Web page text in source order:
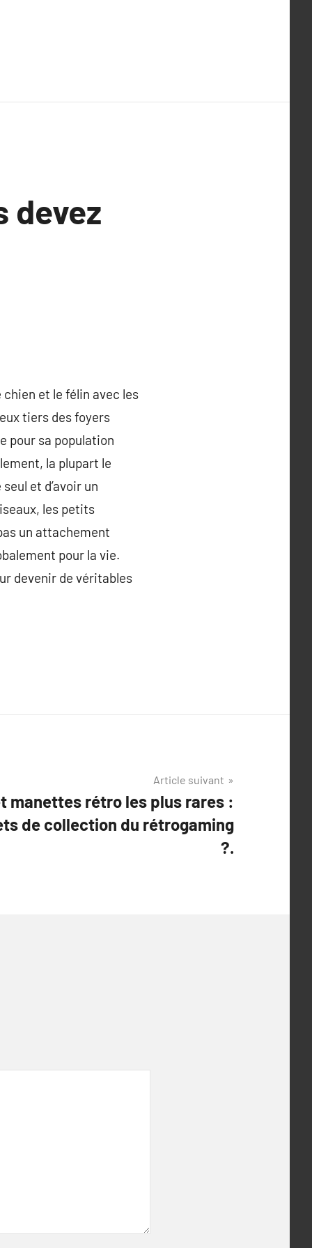
devez
et le félin avec les
tiers des foyers
pour sa population
la plupart le
et d’avoir un
les petits
un attachement
pour la vie.
devenir de véritables
Article suivant
manettes rétro les plus rares :
de collection du rétrogaming
?.